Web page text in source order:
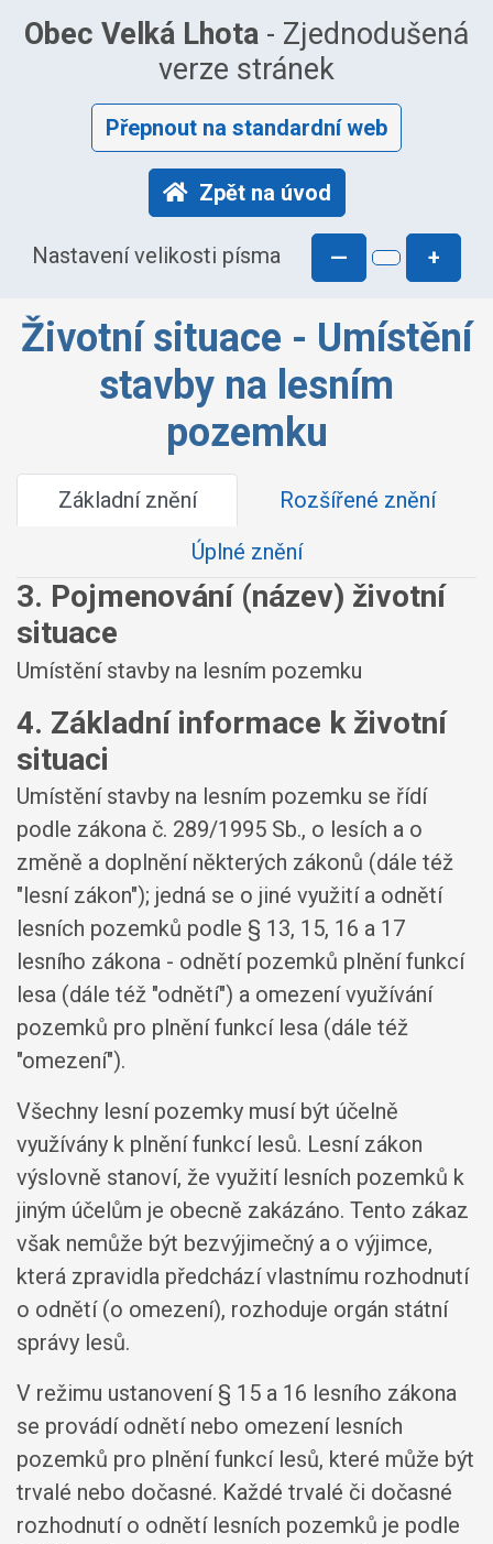
Obec Velká Lhota - Zjednodušená
verze stránek
Přepnout na standardní web
Zpět na úvod
Nastavení velikosti písma — +
Životní situace - Umístění
stavby na lesním
pozemku
Základní znění
Rozšířené znění
Úplné znění
3. Pojmenování (název) životní
situace
Umístění stavby na lesním pozemku
4. Základní informace k životní
situaci
Umístění stavby na lesním pozemku se řídí
podle zákona č. 289/1995 Sb., o lesích a o
změně a doplnění některých zákonů (dále též
"lesní zákon"); jedná se o jiné využití a odnětí
lesních pozemků podle § 13, 15, 16 a 17
lesního zákona - odnětí pozemků plnění funkcí
lesa (dále též "odnětí") a omezení využívání
pozemků pro plnění funkcí lesa (dále též
"omezení").
Všechny lesní pozemky musí být účelně
využívány k plnění funkcí lesů. Lesní zákon
výslovně stanoví, že využití lesních pozemků k
jiným účelům je obecně zakázáno. Tento zákaz
však nemůže být bezvýjimečný a o výjimce,
která zpravidla předchází vlastnímu rozhodnutí
o odnětí (o omezení), rozhoduje orgán státní
správy lesů.
V režimu ustanovení § 15 a 16 lesního zákona
se provádí odnětí nebo omezení lesních
pozemků pro plnění funkcí lesů, které může být
trvalé nebo dočasné. Každé trvalé či dočasné
rozhodnutí o odnětí lesních pozemků je podle